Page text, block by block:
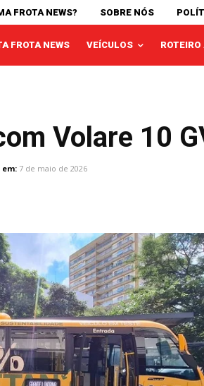
FROTA NEWS? SOBRE NÓS
FROTA NEWS VEÍCULOS
Volare 10
7 de maio de 2026